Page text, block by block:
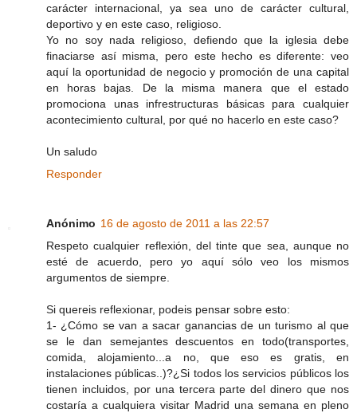
carácter internacional, ya sea uno de carácter cultural,
deportivo y en este caso, religioso.
Yo no soy nada religioso, defiendo que la iglesia debe
finaciarse así misma, pero este hecho es diferente: veo
aquí la oportunidad de negocio y promoción de una capital
en horas bajas. De la misma manera que el estado
promociona unas infrestructuras básicas para cualquier
acontecimiento cultural, por qué no hacerlo en este caso?
Un saludo
Responder
Anónimo 16 de agosto de 2011 a las 22:57
Respeto cualquier reflexión, del tinte que sea, aunque no
esté de acuerdo, pero yo aquí sólo veo los mismos
argumentos de siempre.
Si quereis reflexionar, podeis pensar sobre esto:
1- ¿Cómo se van a sacar ganancias de un turismo al que
se le dan semejantes descuentos en todo(transportes,
comida, alojamiento...a no, que eso es gratis, en
instalaciones públicas..)?¿Si todos los servicios públicos los
tienen incluidos, por una tercera parte del dinero que nos
costaría a cualquiera visitar Madrid una semana en pleno